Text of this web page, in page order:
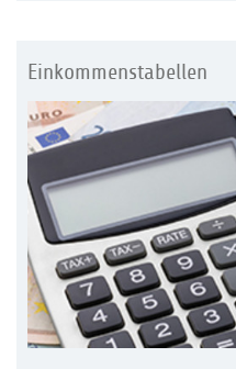
Einkommenstabellen